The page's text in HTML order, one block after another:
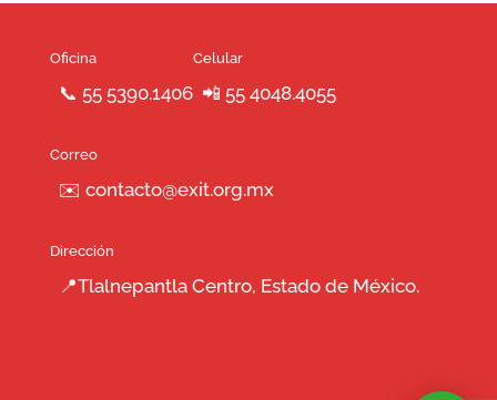
Oficina
📞 55 5390.1406
Celular
📲 55 4048.4055
Correo
✉️ contacto@exit.org.mx
Dirección
📍Tlalnepantla Centro, Estado de México.